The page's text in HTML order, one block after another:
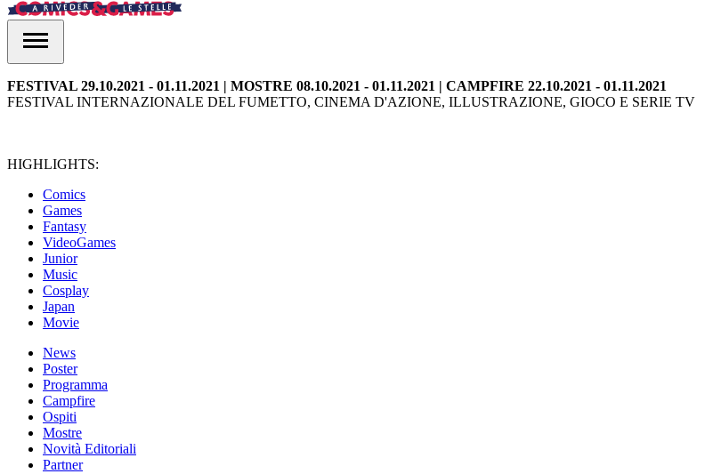
FESTIVAL 29.10.2021 - 01.11.2021 | MOSTRE 08.10.2021 - 01.11.2021 | CAMPFIRE 22.10.2021 - 01.11.2021
FESTIVAL INTERNAZIONALE DEL FUMETTO, CINEMA D'AZIONE, ILLUSTRAZIONE, GIOCO E SERIE TV
HIGHLIGHTS:
Comics
Games
Fantasy
VideoGames
Junior
Music
Cosplay
Japan
Movie
News
Poster
Programma
Campfire
Ospiti
Mostre
Novità Editoriali
Partner